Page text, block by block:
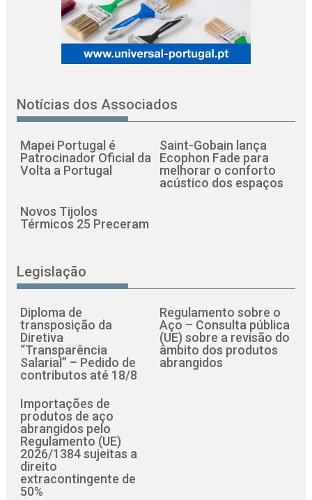
Notícias dos Associados
Mapei Portugal é
Patrocinador Oficial da
Volta a Portugal
Saint-Gobain lança
Ecophon Fade para
melhorar o conforto
acústico dos espaços
Novos Tijolos
Térmicos 25 Preceram
Legislação
Diploma de
transposição da
Diretiva
“Transparência
Salarial” – Pedido de
contributos até 18/8
Regulamento sobre o
Aço – Consulta pública
(UE) sobre a revisão do
âmbito dos produtos
abrangidos
Importações de
produtos de aço
abrangidos pelo
Regulamento (UE)
2026/1384 sujeitas a
direito
extracontingente de
50%